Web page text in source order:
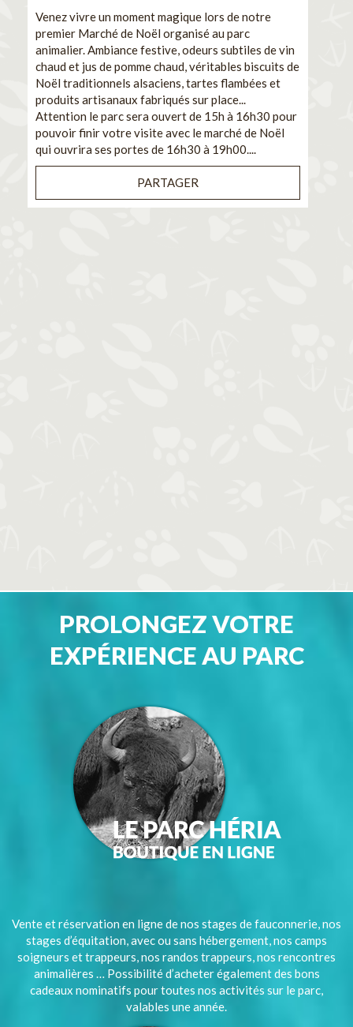
Venez vivre un moment magique lors de notre
premier Marché de Noël organisé au parc
animalier. Ambiance festive, odeurs subtiles de vin
chaud et jus de pomme chaud, véritables biscuits de
Noël traditionnels alsaciens, tartes flambées et
produits artisanaux fabriqués sur place...
Attention le parc sera ouvert de 15h à 16h30 pour
pouvoir finir votre visite avec le marché de Noël
qui ouvrira ses portes de 16h30 à 19h00....
PARTAGER
PROLONGEZ VOTRE
EXPÉRIENCE AU PARC
Vente et réservation en ligne de nos stages de fauconnerie, nos
stages d’équitation, avec ou sans hébergement, nos camps
soigneurs et trappeurs, nos randos trappeurs, nos rencontres
animalières … Possibilité d’acheter également des bons
cadeaux nominatifs pour toutes nos activités sur le parc,
valables une année.